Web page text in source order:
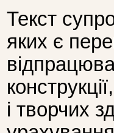
Текст
яких є
і творчих